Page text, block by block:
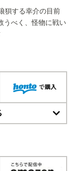
狽する幸介の目前
うべく、怪物に戦い